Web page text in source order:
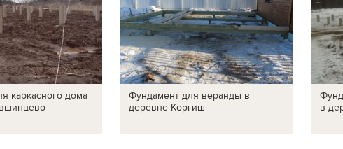
каркасного дома
Фундамент для веранды в
деревне Коргиш
в